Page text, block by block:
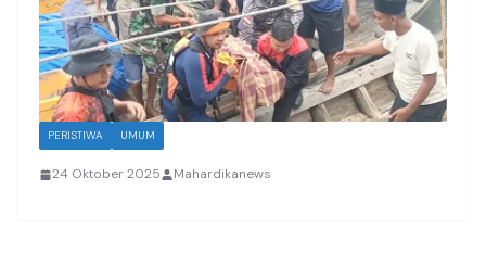
PERISTIWA UMUM
24 Oktober 2025 Mahardikanews